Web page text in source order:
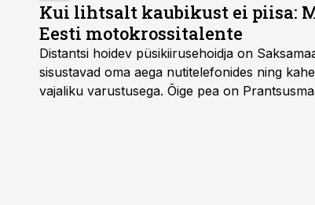
Kui lihtsalt kaubikust ei piisa:
Eesti motokrossitalente
Distantsi hoidev püsikiirusehoidja on
sisustavad oma aega nutitelefonides ning
vajaliku varustusega. Õige pea on